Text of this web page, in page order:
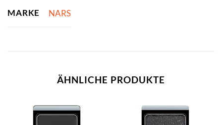
MARKE NARS
ÄHNLICHE PRODUKTE